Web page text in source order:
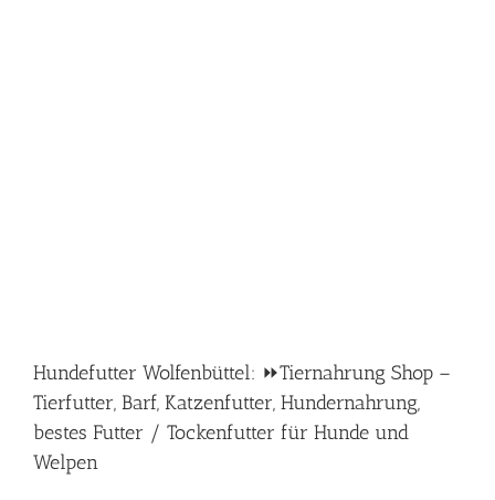
Hundefutter Wolfenbüttel: ⏩Tiernahrung Shop –
Tierfutter, Barf, Katzenfutter, Hundernahrung,
bestes Futter / Tockenfutter für Hunde und
Welpen